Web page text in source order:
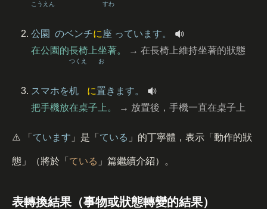
公園
こうえん
のベンチに 座
すわ
っています。
在公園的長椅上坐著。
→ 在長椅上維持坐著的狀態
スマホを机
つくえ
に置
お
きます。
把手機放在桌子上。
→ 放置後，手機一直在桌子上
⚠️ 「 ています 」是「 ている 」的丁寧體，表示「動作的狀
態」（將於「 ている 」篇繼續介紹）。
表轉換結果（事物或狀態轉變的結果）